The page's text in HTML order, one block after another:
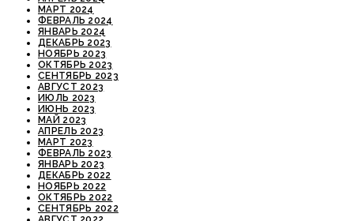
МАРТ 2024
ФЕВРАЛЬ 2024
ЯНВАРЬ 2024
ДЕКАБРЬ 2023
НОЯБРЬ 2023
ОКТЯБРЬ 2023
СЕНТЯБРЬ 2023
АВГУСТ 2023
ИЮЛЬ 2023
ИЮНЬ 2023
МАЙ 2023
АПРЕЛЬ 2023
МАРТ 2023
ФЕВРАЛЬ 2023
ЯНВАРЬ 2023
ДЕКАБРЬ 2022
НОЯБРЬ 2022
ОКТЯБРЬ 2022
СЕНТЯБРЬ 2022